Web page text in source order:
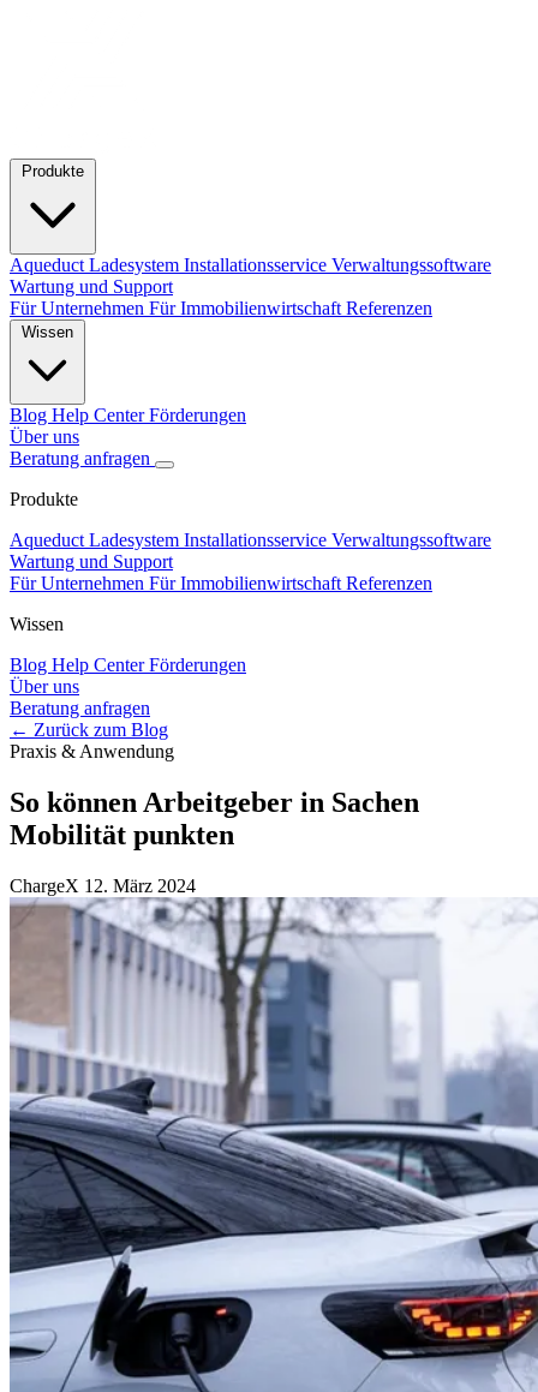
Aqueduct Ladesystem Installationsservice Verwaltungssoftware
Wartung und Support
Für Unternehmen Für Immobilienwirtschaft Referenzen
Blog Help CenterFörderungen
Über uns
Beratung anfragen
Produkte
Aqueduct Ladesystem Installationsservice Verwaltungssoftware
Wartung und Support
Für Unternehmen Für Immobilienwirtschaft Referenzen
Wissen
Blog Help CenterFörderungen
Über uns
Beratung anfragen
← Zurück zum Blog
Praxis & Anwendung
So können Arbeitgeber in Sachen
Mobilität punkten
ChargeX 12. März 2024